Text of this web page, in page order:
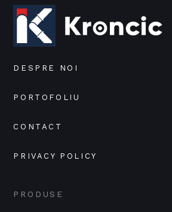
DESPRE NOI
PORTOFOLIU
CONTACT
PRIVACY POLICY
PRODUSE